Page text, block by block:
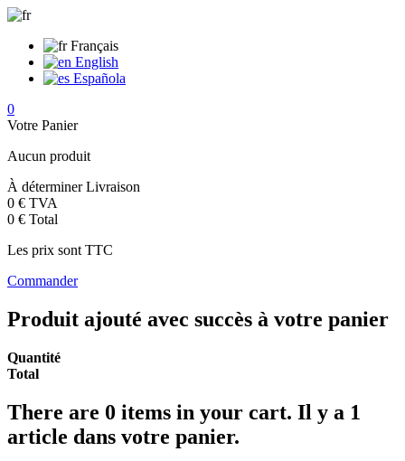
Français
English
Española
0
Votre Panier
Aucun produit
À déterminerLivraison
0 € TVA
0 € Total
Les prix sont TTC
Commander
Produit ajouté avec succès à votre panier
Quantité
Total
There are 0 items in your cart. Il y a 1
article dans votre panier.